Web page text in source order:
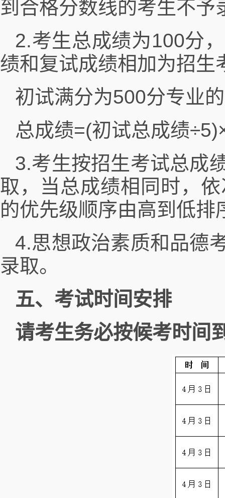
到合格分数线的考生不予
2.考生总成绩为100分
绩和复试成绩相加为招生
初试满分为500分专业
总成绩=(初试总成绩
3.考生按招生考试总成
取，当总成绩相同时，
的优先级顺序由高到低排
4.思想政治素质和品德
录取。
五、考试时间安排
请考生务必按候考时间